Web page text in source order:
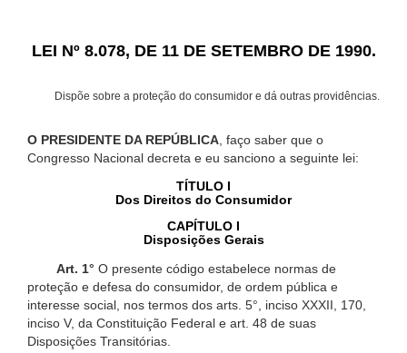
LEI Nº 8.078, DE 11 DE SETEMBRO DE 1990.
Dispõe sobre a proteção do consumidor e dá outras providências.
O PRESIDENTE DA REPÚBLICA , faço saber que o
Congresso Nacional decreta e eu sanciono a seguinte lei:
TÍTULO I
Dos Direitos do Consumidor
CAPÍTULO I
Disposições Gerais
Art. 1° O presente código estabelece normas de
proteção e defesa do consumidor, de ordem pública e
interesse social, nos termos dos arts. 5°, inciso XXXII, 170,
inciso V, da Constituição Federal e art. 48 de suas
Disposições Transitórias.